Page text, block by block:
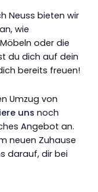
Neuss bieten wir
wie
oder die
du dich auf dein
bereits freuen!
Umzug von
uns noch
Angebot an.
neuen Zuhause
darauf, dir bei